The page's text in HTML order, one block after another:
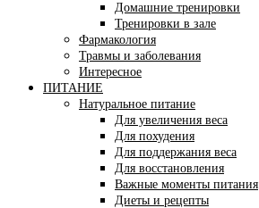
Домашние тренировки
Тренировки в зале
Фармакология
Травмы и заболевания
Интересное
ПИТАНИЕ
Натуральное питание
Для увеличения веса
Для похудения
Для поддержания веса
Для восстановления
Важные моменты питания
Диеты и рецепты